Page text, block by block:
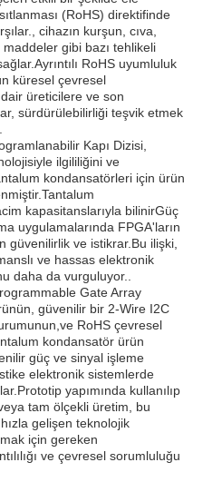
Geçit Dizisi
(RoHS) direktifinde
cihazın kurşun, cıva,
gibi bazı tehlikeli
RoHS uyumluluk
küresel çevresel
üreticilere ve son
sürdürülebilirliği teşvik etmek
Kapı Dizisi,
ilgililiğini ve
kondansatörleri için ürün
kapasitanslarıyla bilinirGüç
uygulamalarında FPGA'ların
güvenilirlik ve istikrar.Bu ilişki,
ve hassas elektronik
daha da vurguluyor..
Gate Array
güvenilir bir 2-Wire I2C
RoHS çevresel
kondansatör ürün
güç ve sinyal işleme
elektronik sistemlerde
yapımında kullanılıp
tam ölçekli üretim, bu
gelişen teknolojik
için gereken
ve çevresel sorumluluğu